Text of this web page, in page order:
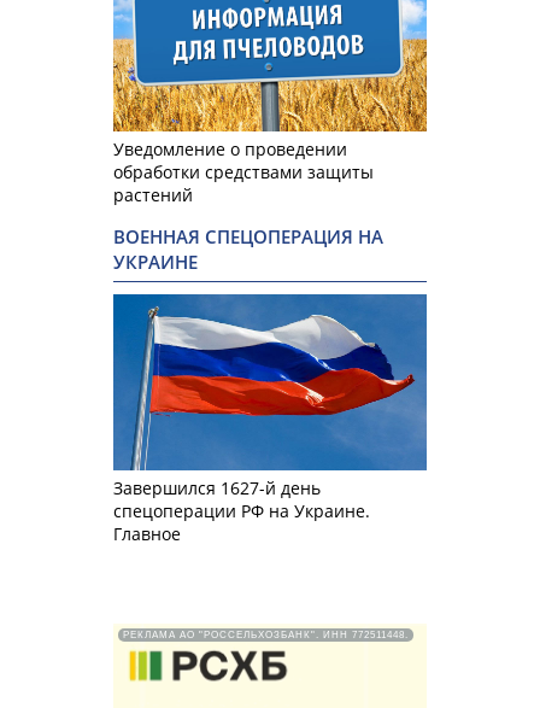
Уведомление о проведении
обработки средствами защиты
растений
ВОЕННАЯ СПЕЦОПЕРАЦИЯ НА
УКРАИНЕ
Завершился 1627-й день
спецоперации РФ на Украине.
Главное
РЕКЛАМА АО "РОССЕЛЬХОЗБАНК". ИНН 772511448.